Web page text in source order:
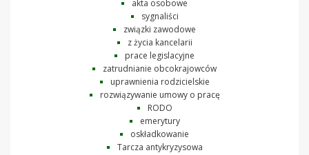
akta osobowe
sygnaliści
związki zawodowe
z życia kancelarii
prace legislacyjne
zatrudnianie obcokrajowców
uprawnienia rodzicielskie
rozwiązywanie umowy o pracę
RODO
emerytury
oskładkowanie
Tarcza antykryzysowa